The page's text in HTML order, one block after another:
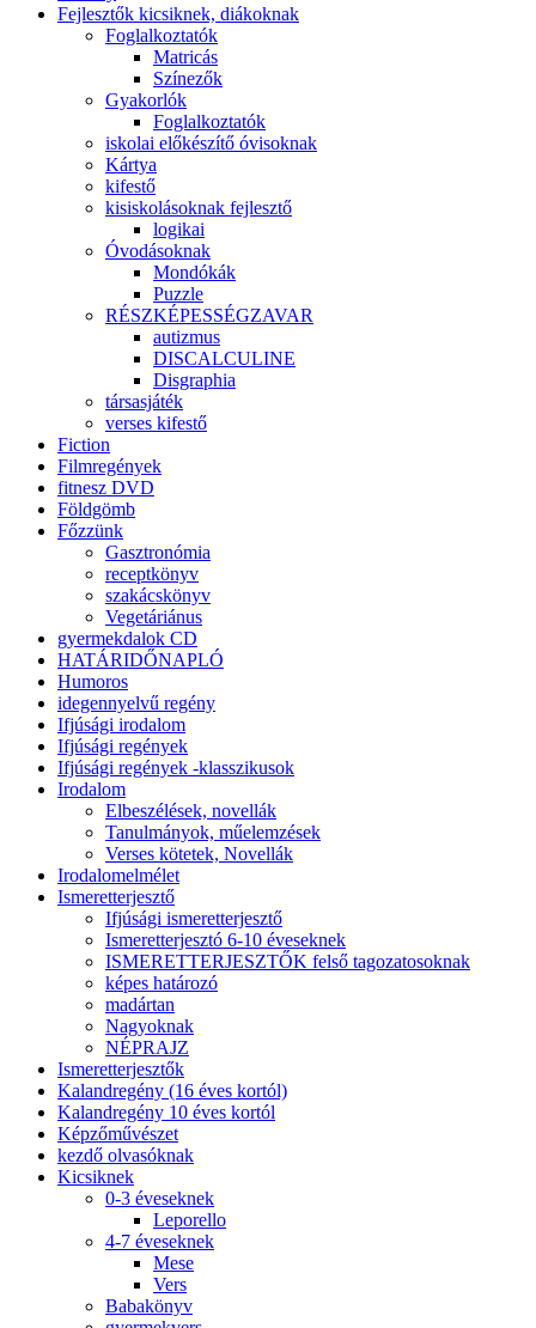
Fejlesztők kicsiknek, diákoknak
Foglalkoztatók
Matricás
Színezők
Gyakorlók
Foglalkoztatók
iskolai előkészítő óvisoknak
Kártya
kifestő
kisiskolásoknak fejlesztő
logikai
Óvodásoknak
Mondókák
Puzzle
RÉSZKÉPESSÉGZAVAR
autizmus
DISCALCULINE
Disgraphia
társasjáték
verses kifestő
Fiction
Filmregények
fitnesz DVD
Földgömb
Főzzünk
Gasztronómia
receptkönyv
szakácskönyv
Vegetáriánus
gyermekdalok CD
HATÁRIDŐNAPLÓ
Humoros
idegennyelvű regény
Ifjúsági irodalom
Ifjúsági regények
Ifjúsági regények -klasszikusok
Irodalom
Elbeszélések, novellák
Tanulmányok, műelemzések
Verses kötetek, Novellák
Irodalomelmélet
Ismeretterjesztő
Ifjúsági ismeretterjesztő
Ismeretterjesztó 6-10 éveseknek
ISMERETTERJESZTŐK felső tagozatosoknak
képes határozó
madártan
Nagyoknak
NÉPRAJZ
Ismeretterjesztők
Kalandregény (16 éves kortól)
Kalandregény 10 éves kortól
Képzőművészet
kezdő olvasóknak
Kicsiknek
0-3 éveseknek
Leporello
4-7 éveseknek
Mese
Vers
Babakönyv